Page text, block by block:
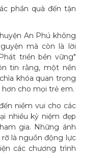
phần quà đến tận
An Phú không
mà còn là lời
triển bền vững"
tin rằng, một nền
khóa quan trọng
cho mọi trẻ em.
niềm vui cho các
nhiều kỷ niệm đẹp
gia. Những ánh
là nguồn động lực
các chương trình